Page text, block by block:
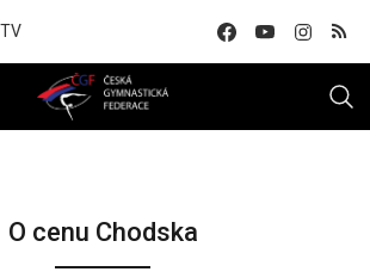
O cenu Chodska